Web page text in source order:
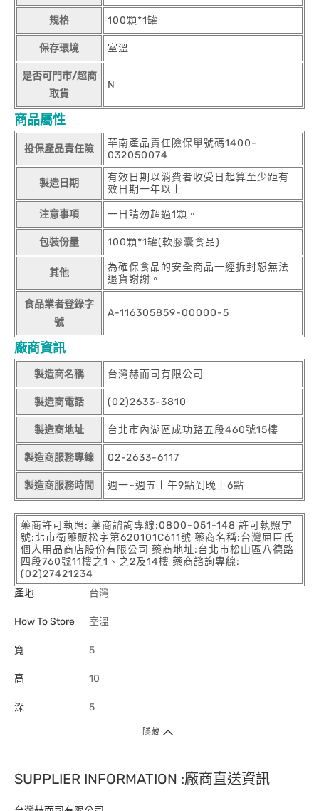
規格 100顆*1罐
保存環境 室溫
是否可門市/超商
取貨
N
商品屬性
投保產品責任險
華南產品責任險保單號碼1400-
032050074
製造日期
有效日期以消費者收受日起算至少距有
效日期一年以上
注意事項 一日請勿超過1顆。
包裝份量 100顆*1罐(軟膠囊食品)
其他
為確保食品的安全商品一經拆封恕無法
退貨謝謝。
食品業者登錄字
號
A-116305859-00000-5
廠商資訊
製造商名稱 台灣赫而司有限公司
製造商電話 (02)2633-3810
製造商地址 台北市內湖區成功路五段460號15樓
製造商服務專線 02-2633-6117
製造商服務時間 週一~週五上午9點到晚上6點
藥商許可執照: 藥商諮詢專線:0800-051-148 許可執照字
號:北市衛藥販松字第620101C611號 藥商名稱:台灣屈臣氏
個人用品商店股份有限公司 藥商地址:台北市松山區八德路
四段760號11樓之1、之2及14樓 藥商諮詢專線:
(02)27421234
產地
台灣
How To Store 室溫
寬 5
高 10
深 5
隱藏
SUPPLIER INFORMATION :廠商直送資訊